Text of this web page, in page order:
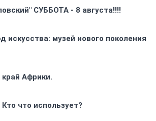
СУББОТА - 8 августа!!!!
искусства: музей нового поколения
Африки.
что использует?